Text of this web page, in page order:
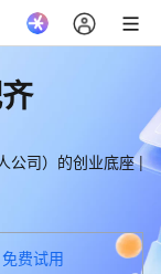
公司）的创业底座 |
免费试用